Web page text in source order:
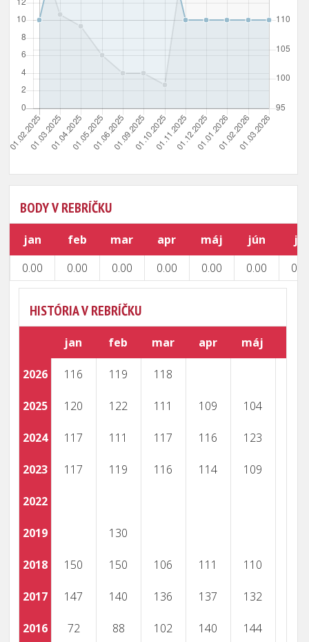
BODY V REBRÍČKU
jan feb mar apr máj jún
júl
0.00
0.00 0.00 0.00 0.00 0.00
HISTÓRIA V REBRÍČKU
jan feb mar apr máj
2026 116 119 118
2025 120 122 111 109 104
2024 117 111 117 116 123
2023 117 119 116 114 109
2022
2019 130
2018 150 150 106 111 110
2017 147 140 136 137 132
2016 72 88 102 140 144